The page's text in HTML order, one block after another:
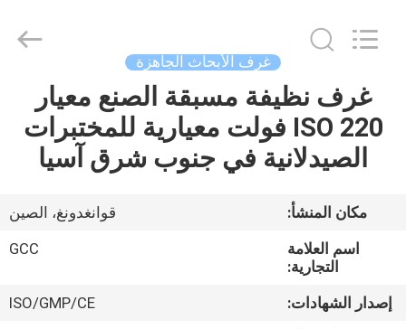
المنزل
المنتجات
مقاطع
فيديو
حولنا
غرف الأبحاث الجاهزة
غرف نظيفة مسبقة الصنع معيار
ISO 220 فولت معيارية للمختبرات
الصيدلانية في جنوب شرق آسيا
مكان المنشأ:
قوانغدونغ، الصين
اسم العلامة
التجارية:
GCC
إصدار الشهادات:
ISO/GMP/CE